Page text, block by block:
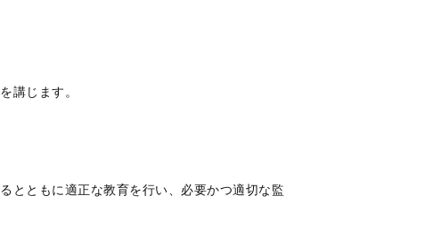
講じます。
とともに適正な教育を行い、必要かつ適切な監